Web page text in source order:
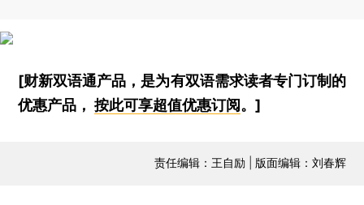
[财新双语通产品，是为有双语需求读者专门订制的
优惠产品，按此可享超值优惠订阅。]
责任编辑：王自励 | 版面编辑：刘春辉